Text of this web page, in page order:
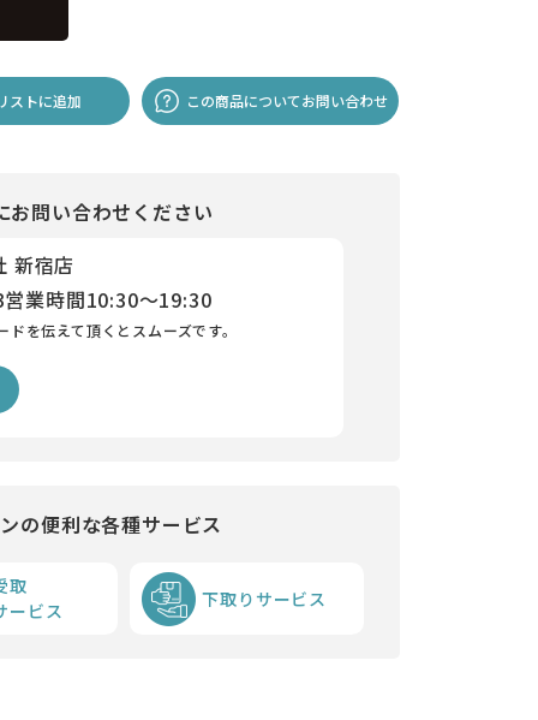
ストに追加 この商品についてお問い合わせ
お問い合わせください
新宿店
営業時間10:30～19:30
を伝えて頂くとスムーズです。
の便利な各種サービス
取
ービス
下取りサービス